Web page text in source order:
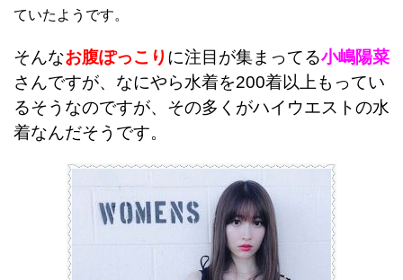
ていたようです。
そんなお腹ぽっこり に注目が集まってる小嶋陽菜
さんですが、なにやら水着を200着以上もってい
るそうなのですが、その多くがハイウエストの水
着なんだそうです。